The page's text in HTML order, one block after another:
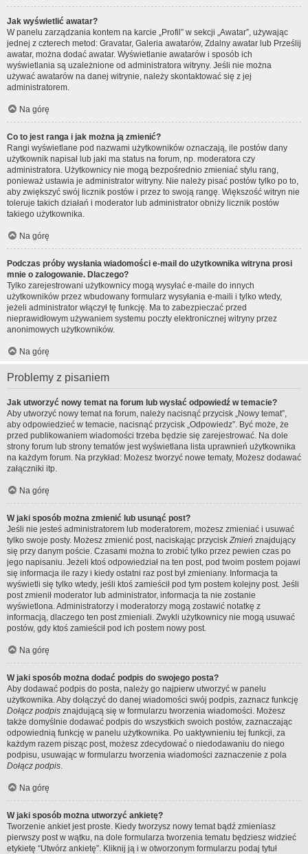
Jak wyświetlić awatar?
W panelu zarządzania kontem na karcie „Profil” w sekcji „Awatar”, używając
jednej z czterech metod: Gravatar, Galeria awatarów, Zdalny awatar lub Prześlij
awatar, można dodać awatar. Wyświetlanie awatarów i sposób ich
wyświetlania są uzależnione od administratora witryny. Jeśli nie można
używać awatarów na danej witrynie, należy skontaktować się z jej
administratorem.
Na górę
Co to jest ranga i jak można ją zmienić?
Rangi wyświetlane pod nazwami użytkowników oznaczają, ile postów dany
użytkownik napisał lub jaki ma status na forum, np. moderatora czy
administratora. Użytkownicy nie mogą bezpośrednio zmieniać stylu rang,
ponieważ ustawia je administrator witryny. Nie należy pisać postów tylko po to,
aby zwiększyć swój licznik postów i przez to swoją rangę. Większość witryn nie
toleruje takich działań i moderator lub administrator obniży licznik postów
takiego użytkownika.
Na górę
Podczas próby wysłania wiadomości e-mail do użytkownika witryna prosi
mnie o zalogowanie. Dlaczego?
Tylko zarejestrowani użytkownicy mogą wysyłać e-maile do innych
użytkowników przez wbudowany formularz wysyłania e-maili i tylko wtedy,
jeżeli administrator włączył tę funkcję. Ma to zabezpieczać przed
nieprawidłowym używaniem systemu poczty elektronicznej witryny przez
anonimowych użytkowników.
Na górę
Problemy z pisaniem
Jak utworzyć nowy temat na forum lub wysłać odpowiedź w temacie?
Aby utworzyć nowy temat na forum, należy nacisnąć przycisk „Nowy temat”,
aby odpowiedzieć w temacie, nacisnąć przycisk „Odpowiedz”. Być może, że
przed publikowaniem wiadomości trzeba będzie się zarejestrować. Na dole
strony forum lub strony tematów jest wyświetlana lista uprawnień użytkownika
na każdym forum. Na przykład: Możesz tworzyć nowe tematy, Możesz dodawać
załączniki itp.
Na górę
W jaki sposób można zmienić lub usunąć post?
Jeśli nie jesteś administratorem lub moderatorem, możesz zmieniać i usuwać
tylko swoje posty. Możesz zmienić post, naciskając przyciskZmień znajdujący
się przy danym poście. Czasami można to zrobić tylko przez pewien czas po
jego napisaniu. Jeżeli ktoś odpowiedział na ten post, pod twoim postem pojawi
się informacja ile razy i kiedy ostatni raz post był zmieniany. Informacja ta
wyświetli się tylko wtedy, jeśli ktoś zamieścił pod tym postem kolejny post. Jeśli
post zmienił moderator lub administrator, informacja ta nie zostanie
wyświetlona. Administratorzy i moderatorzy mogą zostawić notatkę z
informacją, dlaczego ten post zmieniali. Zwykli użytkownicy nie mogą usuwać
postów, gdy ktoś zamieścił pod ich postem nowy post.
Na górę
W jaki sposób można dodać podpis do swojego posta?
Aby dodawać podpis do posta, należy go najpierw utworzyć w panelu
użytkownika. Aby dołączyć do danej wiadomości swój podpis, zaznacz funkcję
Dołącz podpis znajdującą się w formularzu tworzenia wiadomości. Możesz
także domyślnie dodawać podpis do wszystkich swoich postów, zaznaczając
odpowiednią funkcję w panelu użytkownika. Po uaktywnieniu tej funkcji, za
każdym razem pisząc post, możesz zdecydować o niedodawaniu do niego
podpisu, usuwając w formularzu tworzenia wiadomości zaznaczenie z pola
Dołącz podpis.
Na górę
W jaki sposób można utworzyć ankietę?
Tworzenie ankiet jest proste. Kiedy tworzysz nowy temat bądź zmieniasz
pierwszy post w wątku, na dole formularza tworzenia tematu będziesz widzieć
etykietę “Utwórz ankietę”. Kliknij ją i w otworzonym formularzu podaj tytuł